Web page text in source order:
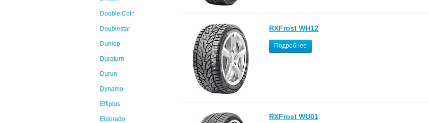
Double Coin
Doublestar
Dunlop
Duraturn
Durun
Dynamo
Effiplus
Eldorado
RXFrost WH12
Подробнее
RXFrost WU01